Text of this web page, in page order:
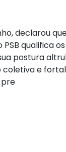
declarou
PSB qualifica
postura
coletiva e